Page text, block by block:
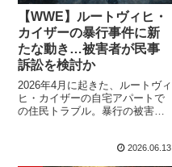
【WWE】ルートヴィヒ・
カイザーの暴行事件に新
たな動き…被害者が民事
訴訟を検討か
2026年4月に起きた、ルートヴィ
ヒ・カイザーの自宅アパートで
の住民トラブル。暴行の被害を
した。被害者の証言によれば、
2026.06.13